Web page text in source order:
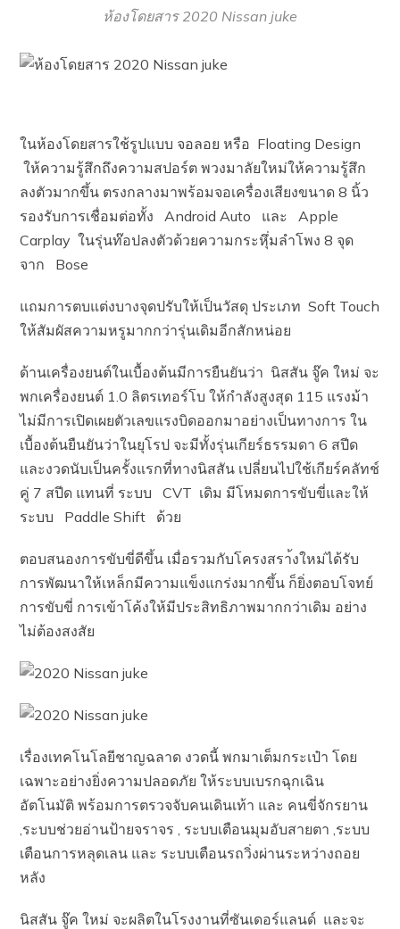
ห้องโดยสาร 2020 Nissan juke
ในห้องโดยสารใช้รูปแบบ จอลอย หรือ Floating Design
ให้ความรู้สึกถึงความสปอร์ต พวงมาลัยใหม่ให้ความรู้สึก
ลงตัวมากขึ้น ตรงกลางมาพร้อมจอเครื่องเสียงขนาด 8 นิ้ว
รองรับการเชื่อมต่อทั้ง Android Auto และ Apple
Carplay ในรุ่นท๊อปลงตัวด้วยความกระหุึ่มลำโพง 8 จุด
จาก Bose
แถมการตบแต่งบางจุดปรับให้เป็นวัสดุ ประเภท Soft Touch
ให้สัมผัสความหรูมากกว่ารุ่นเดิมอีกสักหน่อย
ด้านเครื่องยนต์ในเบื้องต้นมีการยืนยันว่า นิสสัน จู๊ค ใหม่ จะ
พกเครื่องยนต์ 1.0 ลิตรเทอร์โบ ให้กำลังสูงสุด 115 แรงม้า
ไม่มีการเปิดเผยตัวเลขแรงบิดออกมาอย่างเป็นทางการ ใน
เบื้องต้นยืนยันว่าในยุโรป จะมีทั้งรุ่นเกียร์ธรรมดา 6 สปีด
และงวดนับเป็นครั้งแรกที่ทางนิสสัน เปลี่ยนไปใช้เกียร์คลัทช์
คู่ 7 สปีด แทนที่ ระบบ CVT เดิม มีโหมดการขับขี่และให้
ระบบ Paddle Shift ด้วย
ตอบสนองการขับขี่ดีขึ้น เมื่อรวมกับโครงสรา้งใหม่ได้รับ
การพัฒนาให้เหล็กมีความแข็งแกร่งมากขึ้น ก็ยิ่งตอบโจทย์
การขับขี่ การเข้าโค้งให้มีประสิทธิภาพมากกว่าเดิม อย่าง
ไม่ต้องสงสัย
เรื่องเทคโนโลยีชาญฉลาด งวดนี้ พกมาเต็มกระเป๋า โดย
เฉพาะอย่างยิ่งความปลอดภัย ให้ระบบเบรกฉุกเฉิน
อัตโนมัติ พร้อมการตรวจจับคนเดินเท้า และ คนขี่จักรยาน
,ระบบช่วยอ่านป้ายจราจร , ระบบเตือนมุมอับสายตา ,ระบบ
เตือนการหลุดเลน และ ระบบเตือนรถวิ่งผ่านระหว่างถอย
หลัง
นิสสัน จู๊ค ใหม่ จะผลิตในโรงงานที่ซันเดอร์แลนด์ และจะ